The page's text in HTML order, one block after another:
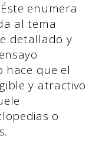
Éste enumera
al tema
detallado y
hace que el
y atractivo
o